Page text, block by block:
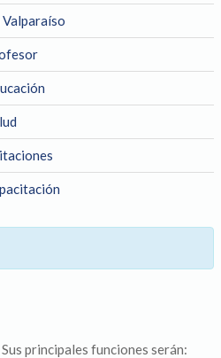
Valparaíso
principales funciones serán: